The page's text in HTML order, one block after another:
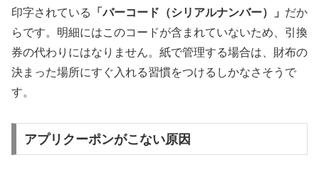
印字されている
「バーコード（シリアルナンバー）」 だか
らです。明細にはこのコードが含まれていないため、引換
券の代わりにはなりません。紙で管理する場合は、財布の
決まった場所にすぐ入れる習慣をつけるしかなさそうで
す。
アプリクーポンがこない原因